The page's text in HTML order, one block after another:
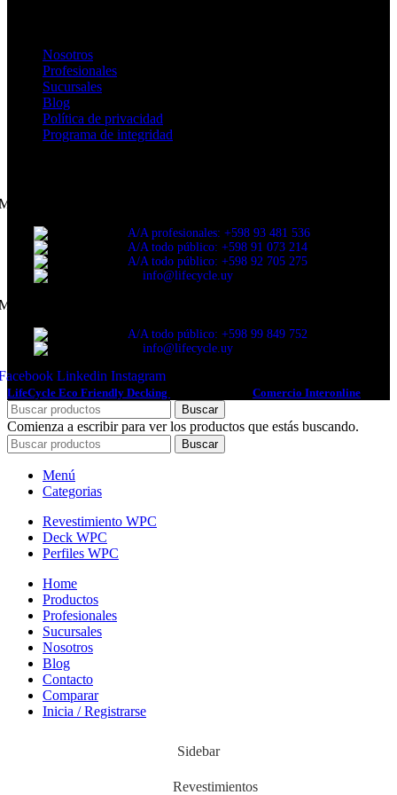
Nosotros
Profesionales
Sucursales
Blog
Política de privacidad
Programa de integridad
A/A profesionales: +598 93 481 536
A/A todo público: +598 91 073 214
A/A todo público: +598 92 705 275
info@lifecycle.uy
A/A todo público: +598 99 849 752
info@lifecycle.uy
Linkedin Instagram
LifeCycle Eco Friendly Decking
Comercio Interonline
Buscar
Comienza a escribir para ver los productos que estás buscando.
Buscar
Menú
Categorias
Revestimiento WPC
Deck WPC
Perfiles WPC
Home
Productos
Profesionales
Sucursales
Nosotros
Blog
Contacto
Comparar
Inicia / Registrarse
Sidebar
Revestimientos